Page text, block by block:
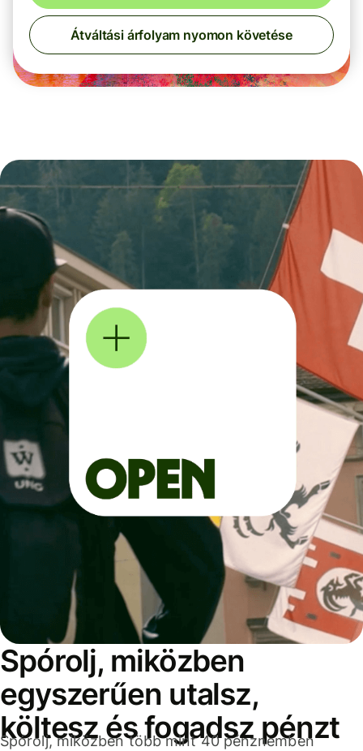
Átváltási árfolyam nyomon követése
Spórolj, miközben
egyszerűen utalsz,
költesz és fogadsz pénzt
Spórolj, miközben több mint 40 pénznemben